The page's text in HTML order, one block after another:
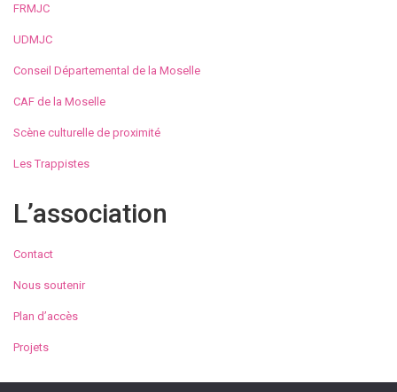
FRMJC
UDMJC
Conseil Départemental de la Moselle
CAF de la Moselle
Scène culturelle de proximité
Les Trappistes
L’association
Contact
Nous soutenir
Plan d’accès
Projets